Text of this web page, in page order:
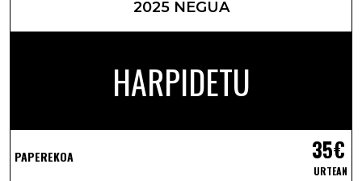
2025 NEGUA
HARPIDETU
PAPEREKOA 35€
URTEAN